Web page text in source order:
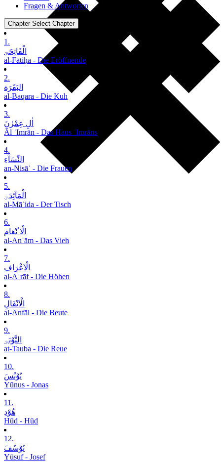
Fragen & Antworten
Chapter Select Chapter
1.
الْفَاتِحَۃِ
al-Fātiḥa - Die Eröffnende
2.
البَقَرَة
al-Baqara - Die Kuh
3.
اٰلِ عِمْرٰنَ
Āl ʿImrān - Das Haus ʿImrāns
4.
النِّسَآءِ
an-Nisāʾ - Die Frauen
5.
الْمَآئِدَۃِ
al-Māʾida - Der Tisch
6.
الْاٴنْعَام
al-Anʿām - Das Vieh
7.
الْاَعْرَاف
al-Aʿrāf - Die Höhen
8.
الْاَنْفَالِ
al-Anfāl - Die Beute
9.
التَّوْبَۃِ
at-Tauba - Die Reue
10.
یُوْنُسَ
Yūnus - Jonas
11.
ھُوْدِ
Hūd - Hūd
12.
یُوْسُفَ
Yūsuf - Josef